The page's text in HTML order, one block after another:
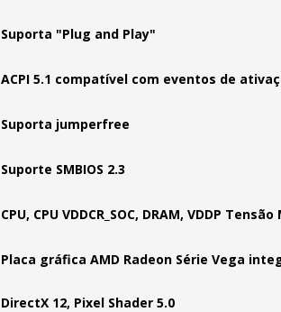
Suporta "Plug and Play"
ACPI 5.1 compatível com eventos de
Suporta jumperfree
Suporte SMBIOS 2.3
CPU, CPU VDDCR_SOC, DRAM, VDDP
Placa gráfica AMD Radeon Série Vega
DirectX 12, Pixel Shader 5.0